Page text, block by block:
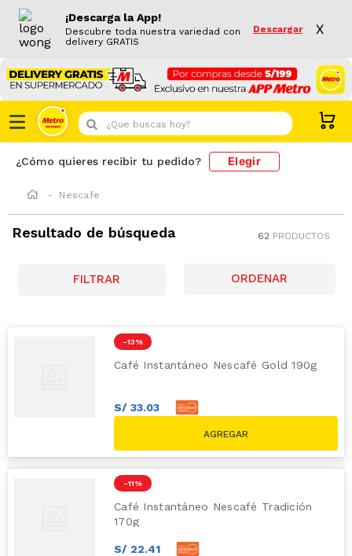
¡Descarga la App!
Descubre toda nuestra variedad con
delivery GRATIS
Descargar X
¿Que buscas hoy?
¿Cómo quieres recibir tu pedido? Elegir
Nescafe
Resultado de búsqueda 62 PRODUCTOS
FILTRAR
-13 %
Café Instantáneo Nescafé Gold 190g
S/ 33.03
S/
-11 %
Café Instantáneo Nescafé Tradición
170g
S/ 22.41